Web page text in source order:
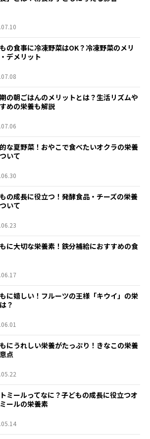
の食事に冷凍野菜はOK？冷凍野菜のメリ
デメリット
の朝ごはんのメリットとは？生活リズムや
めの栄養も解説
な夏野菜！おやこで食べたいオクラの栄養
いて
の成長に役立つ！発酵食品・チーズの栄養
いて
に大切な栄養素！鉄分補給におすすめの食
に嬉しい！フルーツの王様「キウイ」の栄
？
にうれしい栄養がたっぷり！きなこの栄養
点
ミールってなに？子どもの成長に役立つオ
ールの栄養素